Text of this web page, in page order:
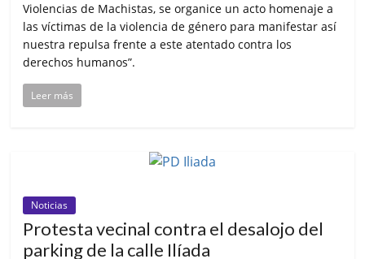
Violencias de Machistas, se organice un acto homenaje a
las víctimas de la violencia de género para manifestar así
nuestra repulsa frente a este atentado contra los
derechos humanos”.
Leer más
Noticias
Protesta vecinal contra el desalojo del
parking de la calle Ilíada